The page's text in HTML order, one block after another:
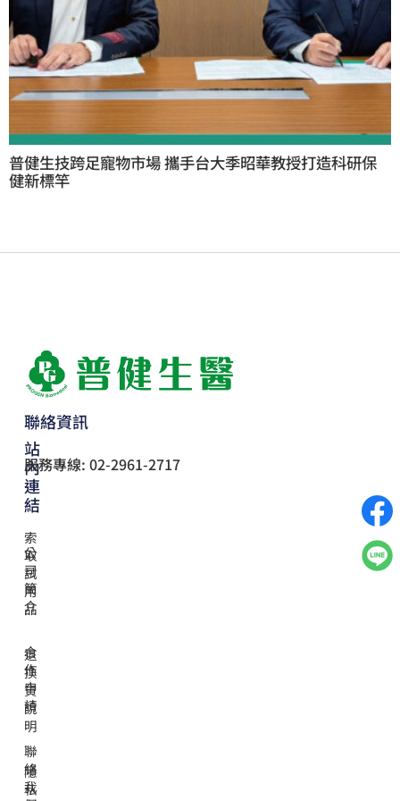
普健生技跨足寵物市場 攜手台大季昭華教授打造科研保
健新標竿
站
內
連
結
公
司
簡
介
合
作
申
請
聯
絡
我
索
取
試
用
品
退
換
貨
說
明
隱
私
聯絡資訊
服務專線: 02-2961-2717